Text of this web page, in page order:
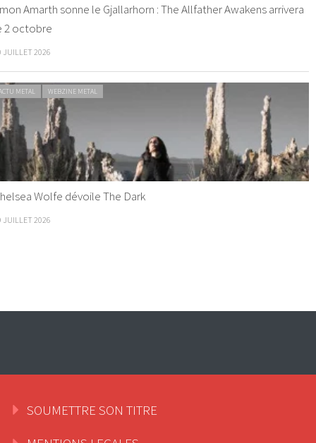
Amarth sonne le Gjallarhorn : The Allfather Awakens arrivera
2 octobre
JUILLET 2026
METAL WEBZINE METAL
Wolfe dévoile The Dark
JUILLET 2026
SOUMETTRE SON TITRE